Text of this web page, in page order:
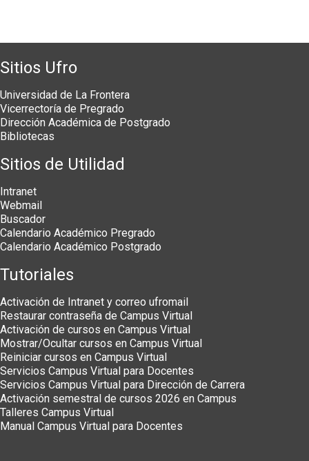
Sitios Ufro
Universidad de La Frontera
Vicerrectoría de Pregrado
Dirección Académica de Postgrado
Bibliotecas
Sitios de Utilidad
Intranet
Webmail
Buscador
Calendario Académico Pregrado
Calendario Académico Postgrado
Tutoriales
Activación de Intranet y correo ufromail
Restaurar contraseña de Campus Virtual
Activación de cursos en Campus Virtual
Mostrar/Ocultar cursos en Campus Virtual
Reiniciar cursos en Campus Virtual
Servicios Campus Virtual para Docentes
Servicios Campus Virtual para Dirección de Carrera
Activación semestral de cursos 2026 en Campus
Talleres Campus Virtual
Manual Campus Virtual para Docentes